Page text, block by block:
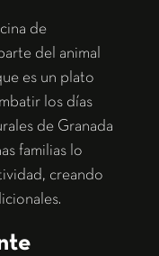
de
del animal
es un plato
los días
de Granada
familias lo
creando